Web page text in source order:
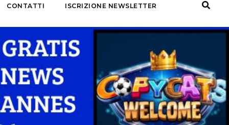
CONTATTI ISCRIZIONE NEWSLETTER